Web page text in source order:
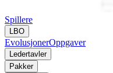
Spillere
LBO
EvolusjonerOppgaver
Ledertavler
Pakker